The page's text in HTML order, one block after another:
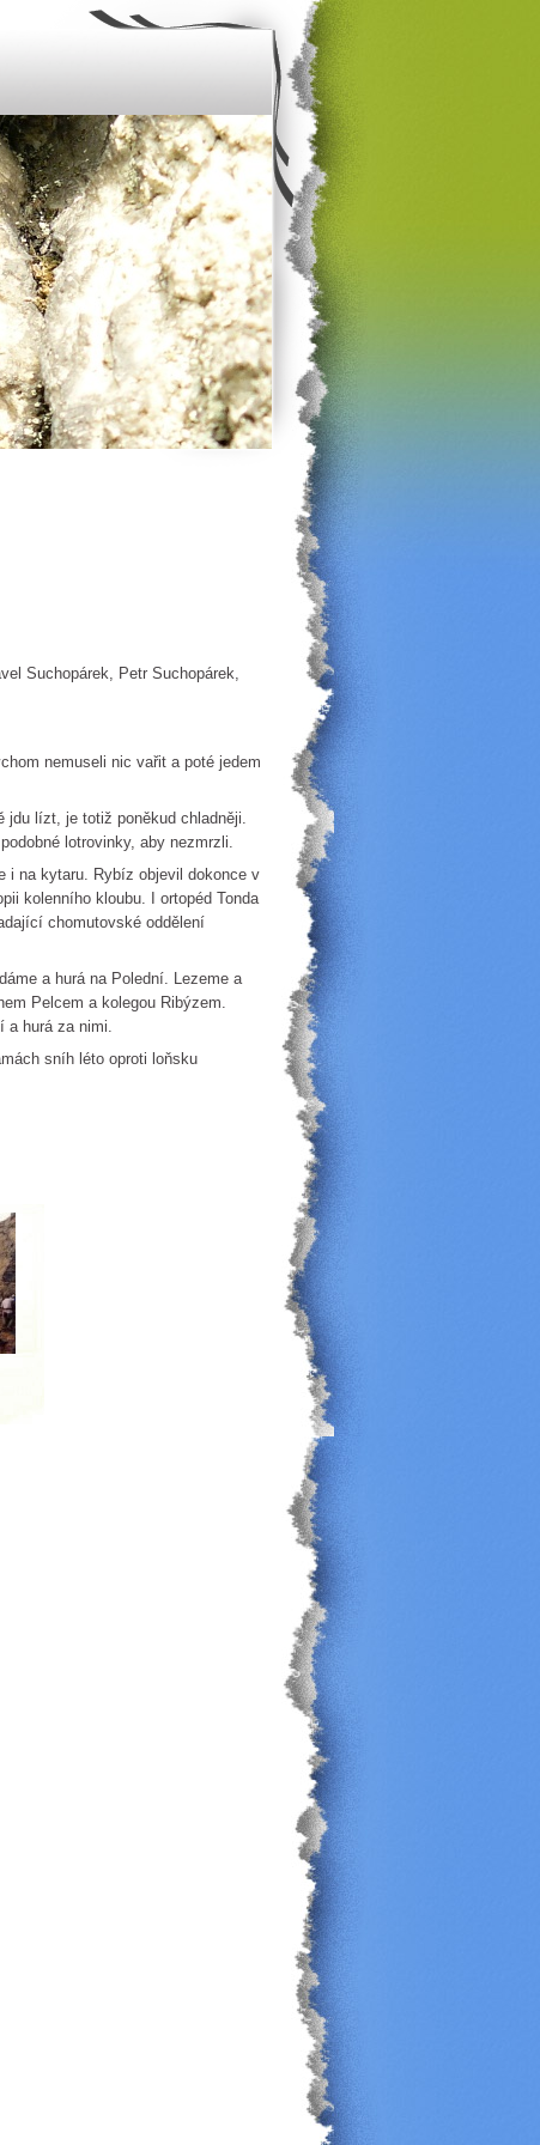
Suchopárek, Petr Suchopárek,
nemuseli nic vařit a poté jedem
jdu lízt, je totiž poněkud chladněji.
lotrovinky, aby nezmrzli.
i na kytaru. Rybíz objevil dokonce v
kolenního kloubu. I ortopéd Tonda
chomutovské oddělení
a hurá na Polední. Lezeme a
Pelcem a kolegou Ribýzem.
a hurá za nimi.
sníh léto oproti loňsku